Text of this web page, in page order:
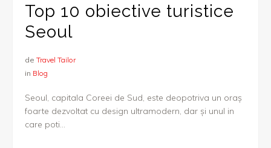
Top 10 obiective turistice
Seoul
de Travel Tailor
in Blog
Seoul, capitala Coreei de Sud, este deopotriva un oraș
foarte dezvoltat cu design ultramodern, dar și unul in
care poti...